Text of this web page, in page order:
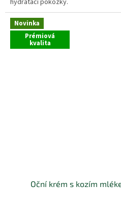
Novinka
Prémiová
kvalita
Oční krém s kozím